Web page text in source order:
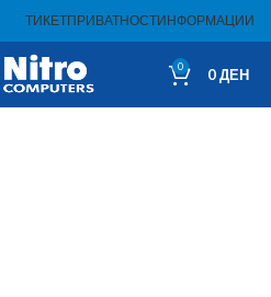
ТИКЕТПРИВАТНОСТИНФОРМАЦИИ
0 0ДЕН